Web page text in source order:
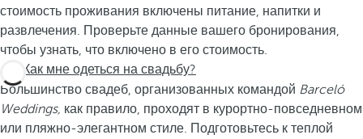
стоимость проживания включены питание, напитки и
развлечения. Проверьте данные вашего бронирования,
чтобы узнать, что включено в его стоимость.
Как мне одеться на свадьбу?
Большинство свадеб, организованных командой Barceló
Weddings, как правило, проходят в курортно-повседневном
или пляжно-элегантном стиле. Подготовьтесь к теплой